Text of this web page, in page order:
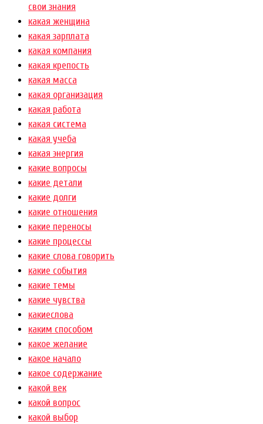
свои знания
какая женщина
какая зарплата
какая компания
какая крепость
какая масса
какая организация
какая работа
какая система
какая учеба
какая энергия
какие вопросы
какие детали
какие долги
какие отношения
какие переносы
какие процессы
какие слова говорить
какие события
какие темы
какие чувства
какиеслова
каким способом
какое желание
какое начало
какое содержание
какой век
какой вопрос
какой выбор